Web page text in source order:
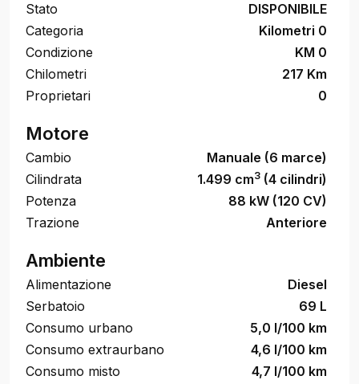
Stato
DISPONIBILE
Categoria
Kilometri 0
Condizione
KM 0
Chilometri
217 Km
Proprietari
0
Motore
Cambio
Manuale (6 marce)
Cilindrata
1.499 cm3 (4 cilindri)
Potenza
88 kW (120 CV)
Trazione
Anteriore
Ambiente
Alimentazione
Diesel
Serbatoio
69 L
Consumo urbano
5,0 l/100 km
Consumo extraurbano
4,6 l/100 km
Consumo misto
4,7 l/100 km